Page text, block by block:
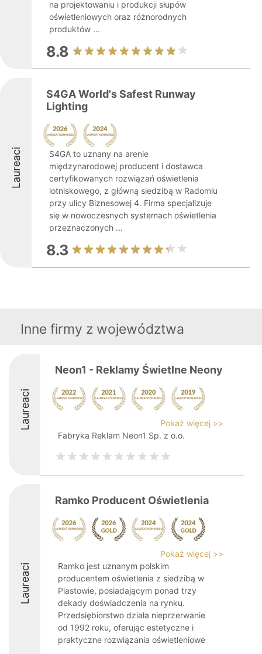
na projektowaniu i produkcji słupów
oświetleniowych oraz różnorodnych
produktów ...
8.8
Laureaci
S4GA World's Safest Runway
Lighting
S4GA to uznany na arenie
międzynarodowej producent i dostawca
certyfikowanych rozwiązań oświetlenia
lotniskowego, z główną siedzibą w Radomiu
przy ulicy Biznesowej 4. Firma specjalizuje
się w nowoczesnych systemach oświetlenia
przeznaczonych ...
8.3
Inne firmy z województwa
Laureaci
Neon1 - Reklamy Świetlne Neony
Pokaż więcej >>
Fabryka Reklam Neon1 Sp. z o.o.
Laureaci
Ramko Producent Oświetlenia
Pokaż więcej >>
Ramko jest uznanym polskim
producentem oświetlenia z siedzibą w
Piastowie, posiadającym ponad trzy
dekady doświadczenia na rynku.
Przedsiębiorstwo działa nieprzerwanie
od 1992 roku, oferując estetyczne i
praktyczne rozwiązania oświetleniowe